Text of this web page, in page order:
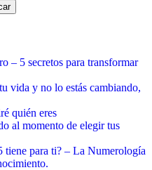
– 5 secretos para transformar
vida y no lo estás cambiando,
quién eres
al momento de elegir tus
tiene para ti? – La Numerología